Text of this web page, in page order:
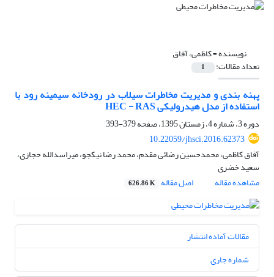
نویسنده =کاظمی، آفاق
تعداد مقالات: 1
پهنه بندی و مدیریت مخاطرات سیلاب در رودخانه سیمینه رود با
استفاده از مدل هیدرولیکی HEC - RAS
دوره 3، شماره 4، زمستان 1395، صفحه
379-393
10.22059/jhsci.2016.62373
آفاق کاظمی، محمدحسین رضائی مقدم، محمد رضا نیکجو، میراسدالله حجازی،
سعید خضری
مشاهده مقاله
اصل مقاله 626.86 K
مقالات آماده انتشار
شماره جاری